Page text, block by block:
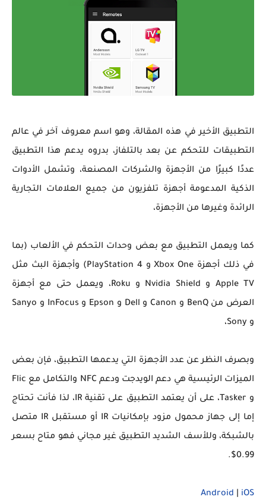
التطبيق الأخير في هذه المقالة، وهو اسم معروف آخر في عالم
التطبيقات للتحكم عن بعد بالتلفاز، بدروه يدعم هذا التطبيق
عددًا كبيرًا من الأجهزة والشركات المصنعة، وتشمل الأدوات
الذكية المدعومة أجهزة تلفزيون من جميع العلامات التجارية
الرائدة وغيرها من الأجهزة،
كما ويعمل التطبيق مع بعض وحدات التحكم في الألعاب (بما
في ذلك أجهزة Xbox One و PlayStation 4) وأجهزة البث مثل
Apple TV و Nvidia Shield و Roku، ويعمل حتى مع أجهزة
العرض من BenQ و Canon و Dell و Epson و InFocus و Sanyo
و Sony،
وبصرف النظر عن عدد الأجهزة التي يدعمها التطبيق، فإن بعض
الميزات الرئيسية هي دعم الويدجت ودعم NFC والتكامل مع Flic
و Tasker، على أن يعتمد التطبيق على تقنية IR، لذا فأنت تحتاج
إما إلى جهاز محمول مزود بإمكانيات IR أو مستقبل IR متصل
بالشبكة، وللأسف الشديد التطبيق غير مجاني فهو متاح بسعر
0.99$.
Android iOS